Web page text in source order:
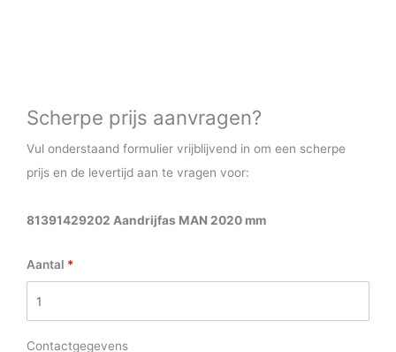
Scherpe prijs aanvragen?
Vul onderstaand formulier vrijblijvend in om een scherpe
prijs en de levertijd aan te vragen voor:
81391429202 Aandrijfas MAN 2020 mm
Aantal
Contactgegevens